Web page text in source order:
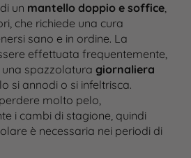
un mantello doppio e soffice,
che richiede una cura
sano e in ordine. La
effettuata frequentemente,
spazzolatura giornaliera
si annodi o si infeltrisca.
molto pelo,
i cambi di stagione, quindi
è necessaria nei periodi di